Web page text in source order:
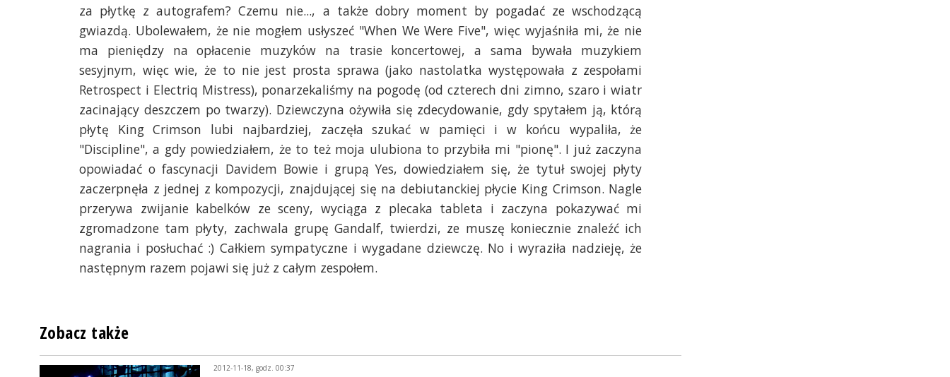
za płytkę z autografem? Czemu nie..., a także dobry moment by pogadać ze wschodzącą
gwiazdą. Ubolewałem, że nie mogłem usłyszeć "When We Were Five", więc wyjaśniła mi, że nie
ma pieniędzy na opłacenie muzyków na trasie koncertowej, a sama bywała muzykiem
sesyjnym, więc wie, że to nie jest prosta sprawa (jako nastolatka występowała z zespołami
Retrospect i Electriq Mistress), ponarzekaliśmy na pogodę (od czterech dni zimno, szaro i wiatr
zacinający deszczem po twarzy). Dziewczyna ożywiła się zdecydowanie, gdy spytałem ją, którą
płytę King Crimson lubi najbardziej, zaczęła szukać w pamięci i w końcu wypaliła, że
"Discipline", a gdy powiedziałem, że to też moja ulubiona to przybiła mi "pionę". I już zaczyna
opowiadać o fascynacji Davidem Bowie i grupą Yes, dowiedziałem się, że tytuł swojej płyty
zaczerpnęła z jednej z kompozycji, znajdującej się na debiutanckiej płycie King Crimson. Nagle
przerywa zwijanie kabelków ze sceny, wyciąga z plecaka tableta i zaczyna pokazywać mi
zgromadzone tam płyty, zachwala grupę Gandalf, twierdzi, ze muszę koniecznie znaleźć ich
nagrania i posłuchać :) Całkiem sympatyczne i wygadane dziewczę. No i wyraziła nadzieję, że
następnym razem pojawi się już z całym zespołem.
Zobacz także
2012-11-18, godz. 00:37